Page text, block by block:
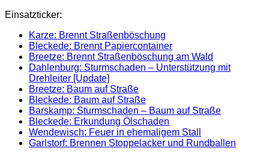
Einsatzticker:
Karze: Brennt Straßenböschung
Bleckede: Brennt Papiercontainer
Breetze: Brennt Straßenböschung am Wald
Dahlenburg: Sturmschaden – Unterstützung mit
Drehleiter [Update]
Breetze: Baum auf Straße
Bleckede: Baum auf Straße
Barskamp: Sturmschaden – Baum auf Straße
Bleckede: Erkundung Ölschaden
Wendewisch: Feuer in ehemaligem Stall
Garlstorf: Brennen Stoppelacker und Rundballen